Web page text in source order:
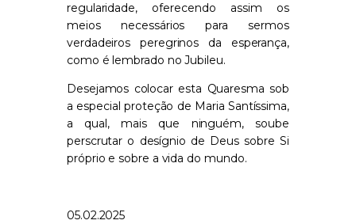
regularidade, oferecendo assim os
meios necessários para sermos
verdadeiros peregrinos da esperança,
como é lembrado no Jubileu.
Desejamos colocar esta Quaresma sob
a especial proteção de Maria Santíssima,
a qual, mais que ninguém, soube
perscrutar o desígnio de Deus sobre Si
próprio e sobre a vida do mundo.
05.02.2025